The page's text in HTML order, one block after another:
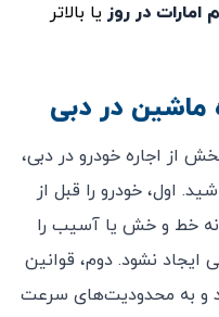
یا بالاتر
ماشین در دبی
از اجاره خودرو در دبی،
اول، خودرو را قبل از
خط و خش یا آسیب را
ایجاد نشود. دوم، قوانین
و به محدودیت‌های سرعت